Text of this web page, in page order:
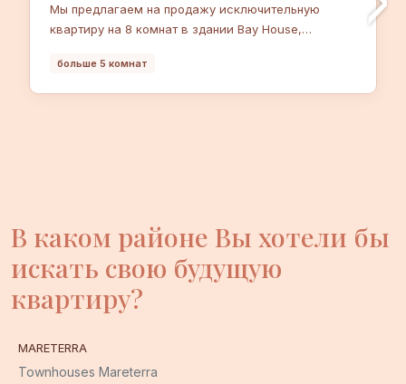
Мы предлагаем на продажу исключительную
квартиру на 8 комнат в здании Bay House,
Ларвотто, с высококлассными услугами и
больше 5 комнат
В каком районе Вы хотели бы
искать свою будущую
квартиру?
MARETERRA
Townhouses Mareterra